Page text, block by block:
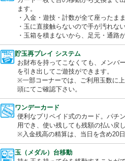
カード一枚で台の移動から交換ま
ます。
・入金・遊技・計数が全て座った
・玉に直接触らないので手が汚れ
・玉箱を積まないから、足元・通
貯玉再プレイ システム
お財布を持ってこなくても、メン
を引き出してご遊技ができます。
※一部コーナーでは、ご利用玉数
ワンデーカード
便利なプリペイド式のカード。パ
※入金残高の精算は、当日を含め